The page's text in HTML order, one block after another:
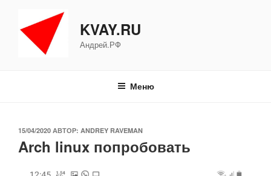
содержимому
KVAY.RU
Андрей.РФ
Меню
ОПУБЛИКОВАНО
15/04/2020 АВТОР: ANDREY RAVEMAN
Arch linux попробовать